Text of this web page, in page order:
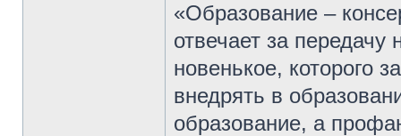
«Образование –
отвечает за
новенькое, которого
внедрять в
образование, а